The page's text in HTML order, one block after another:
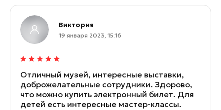
Виктория
19 января 2023, 15:16
Отличный музей, интересные выставки,
доброжелательные сотрудники. Здорово,
что можно купить электронный билет. Для
детей есть интересные мастер-классы.